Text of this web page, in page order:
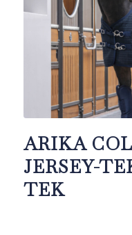
ARIKA
JERSEY-
TEK